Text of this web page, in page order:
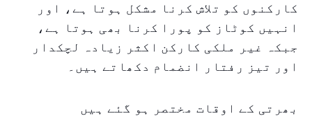
کارکنوں کو تلاش کرنا مشکل ہوتا ہے، اور
انہیں کوٹاز کو پورا کرنا بھی ہوتا ہے،
جبکہ غیر ملکی کارکن اکثر زیادہ لچکدار
اور تیز رفتار انضمام دکھاتے ہیں۔
بھرتی کے اوقات مختصر ہو گئے ہیں